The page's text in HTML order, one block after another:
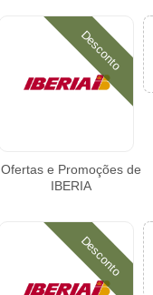
Desconto
Ofertas e Promoções de
IBERIA
Desconto